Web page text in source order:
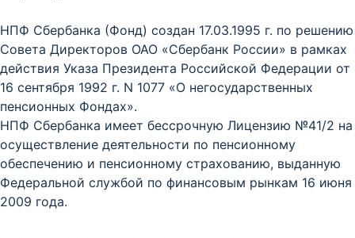
НПФ Сбербанка (Фонд) создан 17.03.1995 г. по решению
Совета Директоров ОАО «Сбербанк России» в рамках
действия Указа Президента Российской Федерации от
16 сентября 1992 г. N 1077 «О негосударственных
пенсионных Фондах».
НПФ Сбербанка имеет бессрочную Лицензию №41/2 на
осуществление деятельности по пенсионному
обеспечению и пенсионному страхованию, выданную
Федеральной службой по финансовым рынкам 16 июня
2009 года.